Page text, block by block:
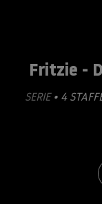
Fritzie -
SERIE • 4